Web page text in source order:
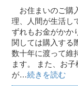
お住まいのご購
理、人間が生活し
ずれもお金がかか
関しては購入する
数十年に渡って維
ます。 また、お
が…続きを読む